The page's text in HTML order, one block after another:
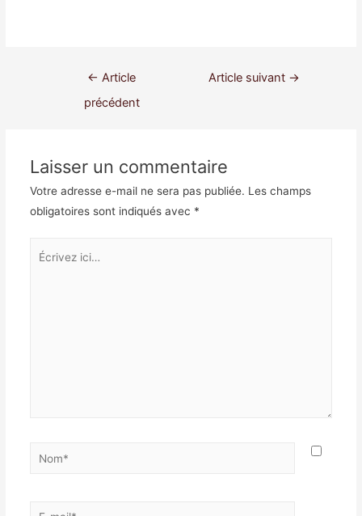
Navigation
← Article
précédent
Article suivant →
Laisser un commentaire
Votre adresse e-mail ne sera pas publiée. Les champs
obligatoires sont indiqués avec *
Écrivez
Nom*
E-